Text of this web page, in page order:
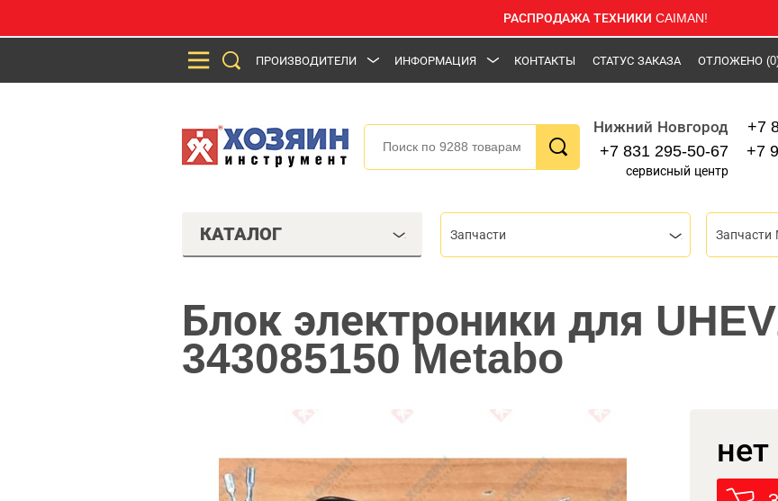
РАСПРОДАЖА ТЕХНИКИ CAIMAN!
ПРОИЗВОДИТЕЛИ ИНФОРМАЦИЯ КОНТАКТЫ СТАТУС ЗАКАЗА ОТЛОЖЕНО
Нижний Новгород
+7 831 295-50-67
сервисный центр
+7
+7
КАТАЛОГ Запчасти Запчасти
Блок электроники для
343085150 Metabo